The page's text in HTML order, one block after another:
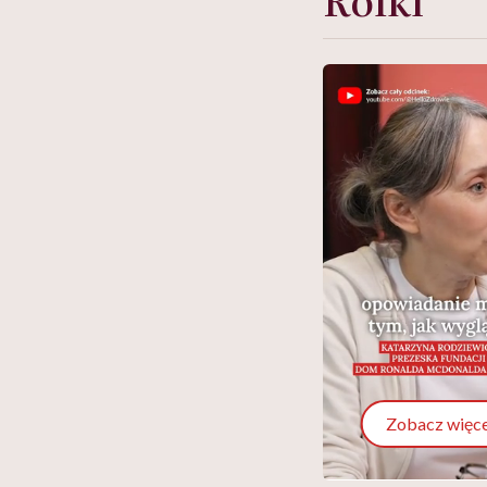
Zobacz